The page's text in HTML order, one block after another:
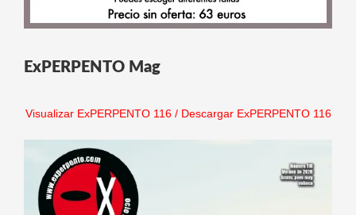
ExPERPENTO Mag
Visualizar ExPERPENTO 116/ Descargar ExPERPENTO 116